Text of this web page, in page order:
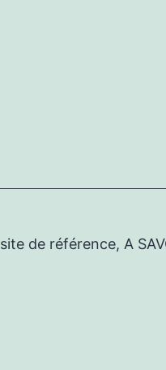
de référence, A